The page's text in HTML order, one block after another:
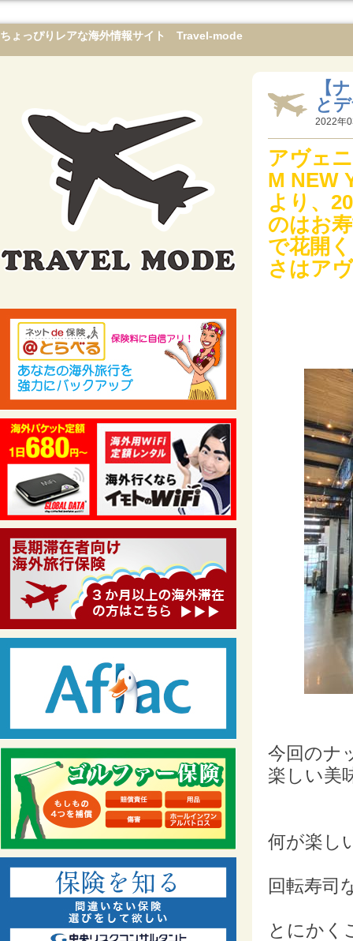
ちょっぴりレアな海外情報サイト Travel-mode
【
と
2022年
アヴェ
M NEW
より、
のはお
で花開
さはア
今回のナ
楽しい美
何が楽し
回転寿司
とにかく